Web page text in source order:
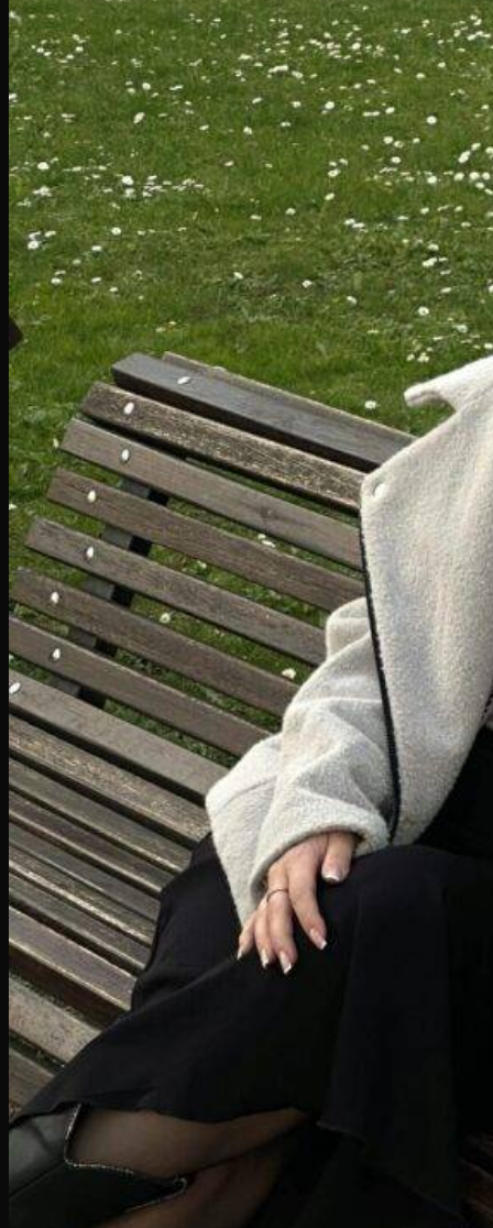
Skuldertasker
Rygsække
Attachemapper
Computertasker
Shoppere
Muleposer
Sko & Støvler
Læderstøvler
Vinterstøvler
Vandrestøvler
Snøresko
Accessories
Bælter
Punge
Kortholdere
Nøgleringe
Brilleetui
Pengeclips
Bagagemærker
Lommelærke
Se hele herre kollektionen
Shop herre
Brands
A
Aipi
D
Drinbags